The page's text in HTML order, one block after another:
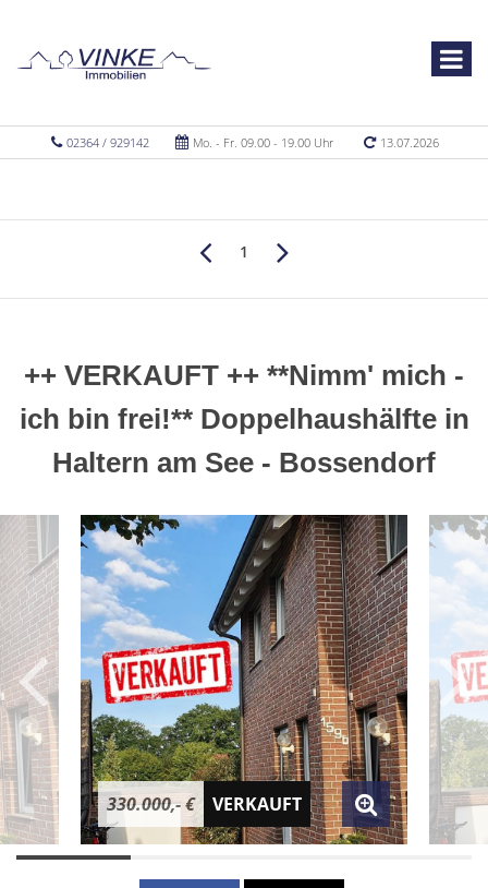
02364 / 929142 Mo. - Fr. 09.00 - 19.00 Uhr 13.07.2026
1
++ VERKAUFT ++ **Nimm' mich -
ich bin frei!** Doppelhaushälfte in
Haltern am See - Bossendorf
330.000,- € VERKAUFT